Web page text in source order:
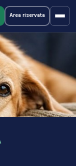
Area riservata